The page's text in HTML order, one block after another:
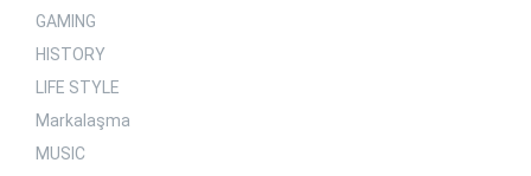
GAMING
HISTORY
LIFE STYLE
Markalaşma
MUSIC